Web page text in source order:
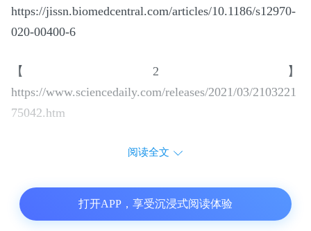
https://jissn.biomedcentral.com/articles/10.1186/s12970-
020-00400-6
【2】
https://www.sciencedaily.com/releases/2021/03/2103221
75042.htm
阅读全文
打开APP，享受沉浸式阅读体验